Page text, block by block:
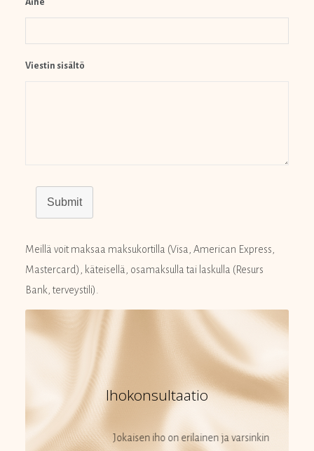
Aihe
Viestin sisältö
Submit
Meillä voit maksaa maksukortilla (Visa, American Express,
Mastercard), käteisellä, osamaksulla tai laskulla (Resurs
Bank, terveystili).
Ihokonsultaatio
Jokaisen iho on erilainen ja varsinkin